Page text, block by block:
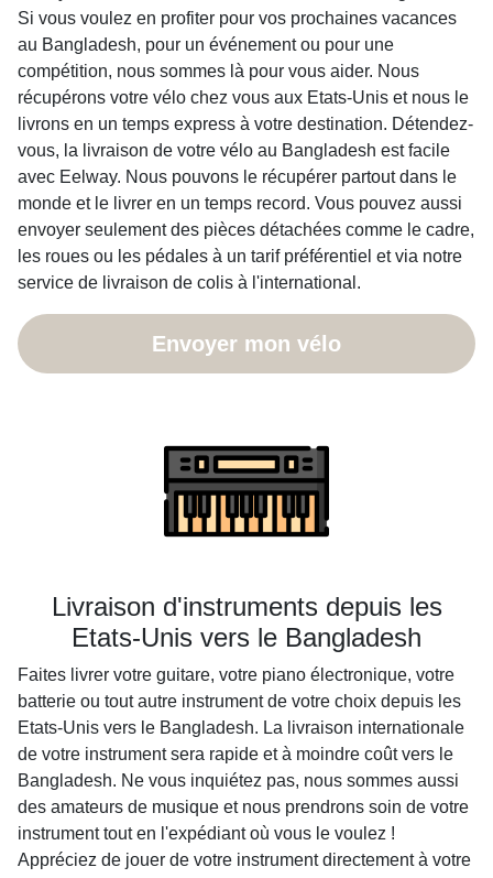
Si vous voulez en profiter pour vos prochaines vacances
au Bangladesh, pour un événement ou pour une
compétition, nous sommes là pour vous aider. Nous
récupérons votre vélo chez vous aux Etats-Unis et nous le
livrons en un temps express à votre destination. Détendez-
vous, la livraison de votre vélo au Bangladesh est facile
avec Eelway. Nous pouvons le récupérer partout dans le
monde et le livrer en un temps record. Vous pouvez aussi
envoyer seulement des pièces détachées comme le cadre,
les roues ou les pédales à un tarif préférentiel et via notre
service de livraison de colis à l'international.
Envoyer mon vélo
Livraison d'instruments depuis les
Etats-Unis vers le Bangladesh
Faites livrer votre guitare, votre piano électronique, votre
batterie ou tout autre instrument de votre choix depuis les
Etats-Unis vers le Bangladesh. La livraison internationale
de votre instrument sera rapide et à moindre coût vers le
Bangladesh. Ne vous inquiétez pas, nous sommes aussi
des amateurs de musique et nous prendrons soin de votre
instrument tout en l'expédiant où vous le voulez !
Appréciez de jouer de votre instrument directement à votre